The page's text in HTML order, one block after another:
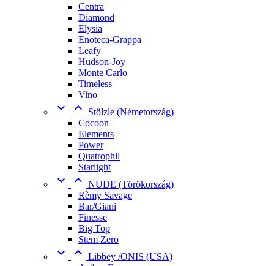
Centra
Diamond
Elysia
Enoteca-Grappa
Leafy
Hudson-Joy
Monte Carlo
Timeless
Vino
 
Stölzle (Németország)
Cocoon
Elements
Power
Quatrophil
Starlight
  NUDE (Törökország)
Rèmy Savage
Bar/Giani
Finesse
Big Top
Stem Zero
  Libbey /ONIS (USA)